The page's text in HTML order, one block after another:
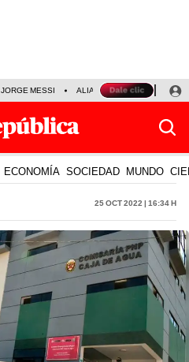
JORGE MESSI ALIANZA LIMA VS SPORT
ECONOMÍA SOCIEDAD MUNDO
25 Oct 2022 | 16:34 h